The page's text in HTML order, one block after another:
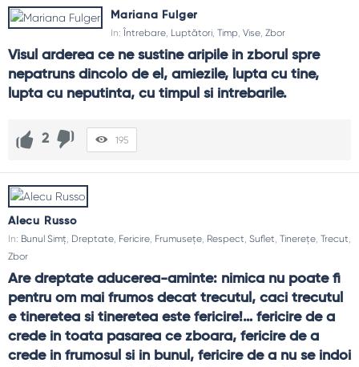
Mariana Fulger
In: Întrebare Luptători Timp Vise Zbor
Visul arderea ce ne sustine aripile in zborul spre
nepatruns dincolo de el, amiezile, lupta cu tine,
lupta cu neputinta, cu timpul si intrebarile.
2 195
Alecu Russo
In: Bunul Simț, Dreptate, Fericire, Frumusețe, Respect, Suflet, Tinerețe, Trecut,
Zbor
Are dreptate aducerea-aminte: nimica nu poate fi
pentru om mai frumos decat trecutul, caci trecutul
e tineretea si tineretea este fericire!… fericire de a
crede in toata pasarea ce zboara, fericire de a
crede in frumosul si in bunul, fericire de a nu se indoi